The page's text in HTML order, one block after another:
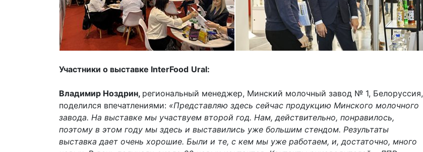
Участники о выставке InterFood Ural:
Владимир Ноздрин, региональный менеджер, Минский молочный завод № 1, Белоруссия,
поделился впечатлениями: «Представляю здесь сейчас продукцию Минского молочного
завода. На выставке мы участвуем второй год. Нам, действительно, понравилось,
поэтому в этом году мы здесь и выставились уже большим стендом. Результаты
выставка дает очень хорошие. Были и те, с кем мы уже работаем, и, достаточно, много